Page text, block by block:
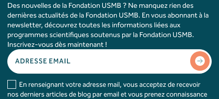
Des nouvelles de la Fondation USMB ? Ne manquez rien des
dernières actualités de la Fondation USMB. En vous abonnant à la
newsletter, découvrez toutes les informations liées aux
programmes scientifiques soutenus par la Fondation USMB.
Inscrivez-vous dès maintenant !
En renseignant votre adresse mail, vous acceptez de recevoir
nos derniers articles de blog par email et vous prenez connaissance